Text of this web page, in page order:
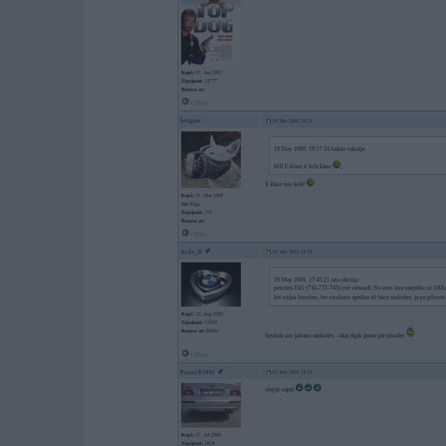
Kopš: 07. Jun 2007
Ziņojumi: 11777
Braucu ar:
baigais 19. May 2009, 23:29
Kopš: 31. Mar 2008
No: Rīga
Ziņojumi: 371
Braucu ar:
19 May 2009, 19:17:34 baltais rakstīja:
MB E-klase ir lielā klase ,
E klase nav lielā!
Artis_D 19. May 2009, 23:33
Kopš: 22. Aug 2002
Ziņojumi: 13429
Braucu ar: BMW
19 May 2009, 17:45:21 ozo rakstīja:
penciins E65 (730-735-745) eed vienaadi. Nu mos litra starpiiba uz
liet vinjaa benziinu, bet vienkarsi apniktu tik biezi tankoties, ja pa
biezhak nav jabrauc tankoties - tikai ilgak jastav pie pistoles
PowerBMW 19. May 2009, 23:33
Kopš: 27. Jul 2006
Ziņojumi: 5824
slapjie sapņi